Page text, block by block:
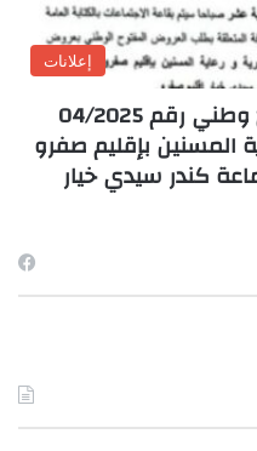
إعلانات
إعلان عن طلب عروض مفتوح وطني رقم 04/2025
المسنين بإقليم صفرو
كندر سيدي خيار